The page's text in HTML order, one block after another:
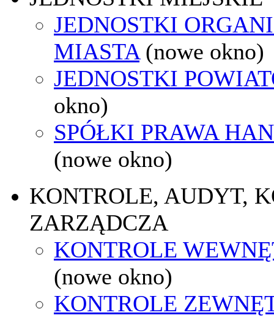
JEDNOSTKI
MIASTA (nowe okno)
JEDNOSTKI
okno)
SPÓŁKI PRAWA
(nowe okno)
KONTROLE, AUDYT,
ZARZĄDCZA
KONTROLE
(nowe okno)
KONTROLE